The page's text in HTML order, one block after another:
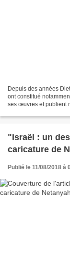
Depuis des années
ont constitué
ses œuvres et publient
"Israël : un
caricature de
Publié le 11/08/2018 à